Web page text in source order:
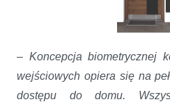
– Koncepcja biometrycznej
wejściowych opiera się na
dostępu do domu.